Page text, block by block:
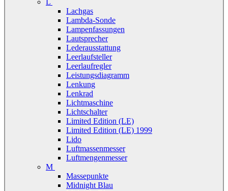
L
Lachgas
Lambda-Sonde
Lampenfassungen
Lautsprecher
Lederausstattung
Leerlaufsteller
Leerlaufregler
Leistungsdiagramm
Lenkung
Lenkrad
Lichtmaschine
Lichtschalter
Limited Edition (LE)
Limited Edition (LE) 1999
Lido
Luftmassenmesser
Luftmengenmesser
M
Massepunkte
Midnight Blau